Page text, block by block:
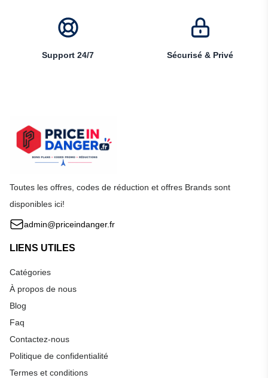
Support 24/7 Sécurisé & Privé
Toutes les offres, codes de réduction et offres Brands sont
disponibles ici!
admin@priceindanger.fr
LIENS UTILES
Catégories
À propos de nous
Blog
Faq
Contactez-nous
Politique de confidentialité
Termes et conditions